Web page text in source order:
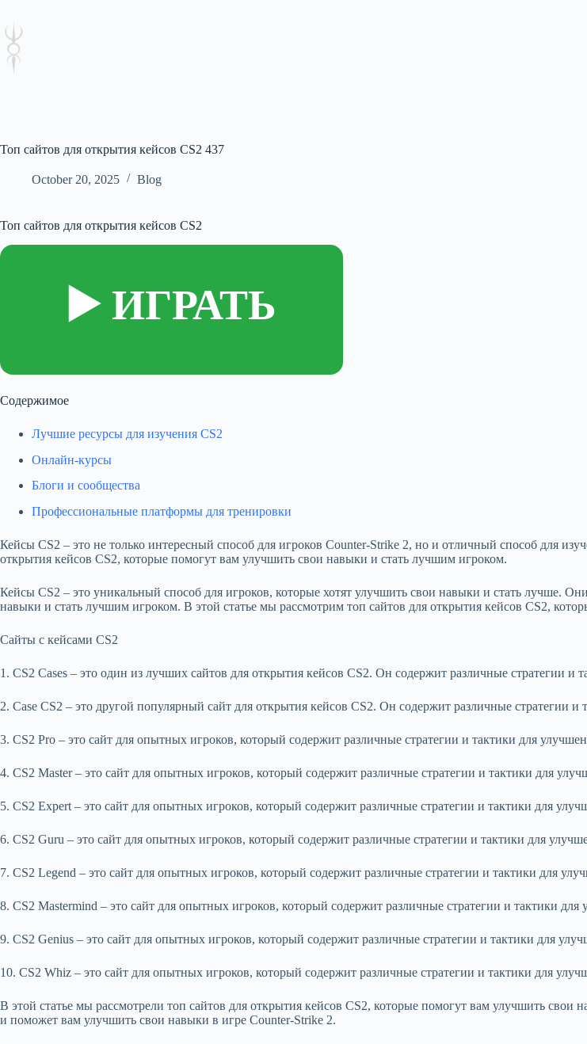
content
Топ сайтов для открытия кейсов CS2 437
October 20, 2025 Blog
Топ сайтов для открытия кейсов CS2
▶️ ИГРАТЬ
Содержимое
Лучшие ресурсы для изучения CS2
Онлайн-курсы
Блоги и сообщества
Профессиональные платформы для тренировки
Кейсы CS2 – это не только интересный способ для игроков Counter-Strike 2, но и отличный способ для
открытия кейсов CS2, которые помогут вам улучшить свои навыки и стать лучшим игроком.
Кейсы CS2 – это уникальный способ для игроков, которые хотят улучшить свои навыки и стать лучше.
навыки и стать лучшим игроком. В этой статье мы рассмотрим топ сайтов для открытия кейсов CS2,
Сайты с кейсами CS2
1. CS2 Cases – это один из лучших сайтов для открытия кейсов CS2. Он содержит различные стратегии
2. Case CS2 – это другой популярный сайт для открытия кейсов CS2. Он содержит различные стратегии
3. CS2 Pro – это сайт для опытных игроков, который содержит различные стратегии и тактики для
4. CS2 Master – это сайт для опытных игроков, который содержит различные стратегии и тактики для
5. CS2 Expert – это сайт для опытных игроков, который содержит различные стратегии и тактики для
6. CS2 Guru – это сайт для опытных игроков, который содержит различные стратегии и тактики для
7. CS2 Legend – это сайт для опытных игроков, который содержит различные стратегии и тактики для
8. CS2 Mastermind – это сайт для опытных игроков, который содержит различные стратегии и тактики для
9. CS2 Genius – это сайт для опытных игроков, который содержит различные стратегии и тактики для
10. CS2 Whiz – это сайт для опытных игроков, который содержит различные стратегии и тактики для
В этой статье мы рассмотрели топ сайтов для открытия кейсов CS2, которые помогут вам улучшить
и поможет вам улучшить свои навыки в игре Counter-Strike 2.